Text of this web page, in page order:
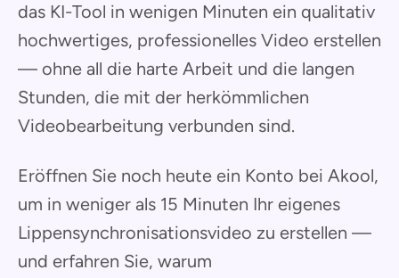
das KI-Tool in wenigen Minuten ein qualitativ
hochwertiges, professionelles Video erstellen
— ohne all die harte Arbeit und die langen
Stunden, die mit der herkömmlichen
Videobearbeitung verbunden sind.
Eröffnen Sie noch heute ein Konto bei Akool,
um in weniger als 15 Minuten Ihr eigenes
Lippensynchronisationsvideo zu erstellen —
und erfahren Sie, warum